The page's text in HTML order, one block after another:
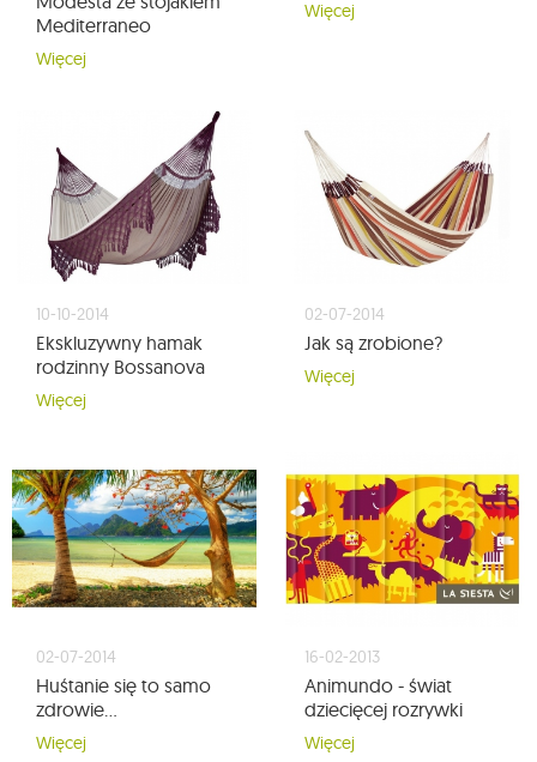
Mediterraneo
Więcej
Więcej
10-10-2014
Ekskluzywny hamak
rodzinny Bossanova
Więcej
02-07-2014
Jak są zrobione?
Więcej
02-07-2014
Huśtanie się to samo
zdrowie...
Więcej
16-02-2013
Animundo - świat
dziecięcej rozrywki
Więcej